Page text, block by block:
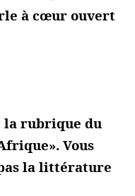
à cœur ouvert
la rubrique du
Vous
pas la littérature